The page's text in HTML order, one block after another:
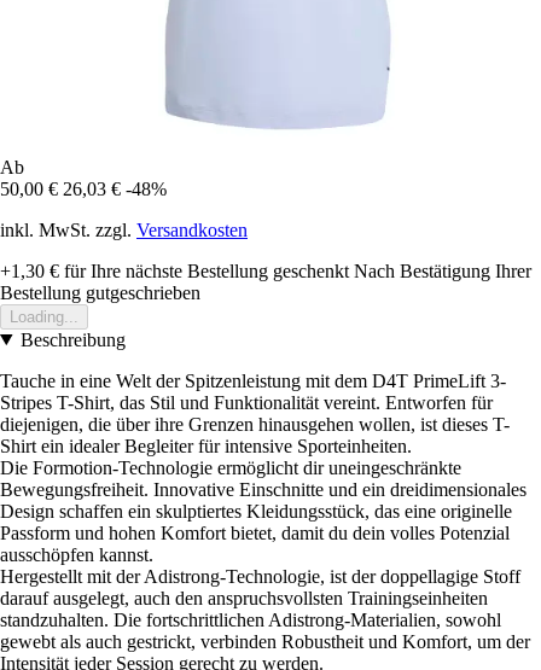
Ab
50,00 € 26,03 € -48%
inkl. MwSt. zzgl. Versandkosten
+1,30 € für Ihre nächste Bestellung geschenkt Nach Bestätigung Ihrer
Bestellung gutgeschrieben
Loading...
Beschreibung
Tauche in eine Welt der Spitzenleistung mit dem D4T PrimeLift 3-
Stripes T-Shirt, das Stil und Funktionalität vereint. Entworfen für
diejenigen, die über ihre Grenzen hinausgehen wollen, ist dieses T-
Shirt ein idealer Begleiter für intensive Sporteinheiten.
Die Formotion-Technologie ermöglicht dir uneingeschränkte
Bewegungsfreiheit. Innovative Einschnitte und ein dreidimensionales
Design schaffen ein skulptiertes Kleidungsstück, das eine originelle
Passform und hohen Komfort bietet, damit du dein volles Potenzial
ausschöpfen kannst.
Hergestellt mit der Adistrong-Technologie, ist der doppellagige Stoff
darauf ausgelegt, auch den anspruchsvollsten Trainingseinheiten
standzuhalten. Die fortschrittlichen Adistrong-Materialien, sowohl
gewebt als auch gestrickt, verbinden Robustheit und Komfort, um der
Intensität jeder Session gerecht zu werden.